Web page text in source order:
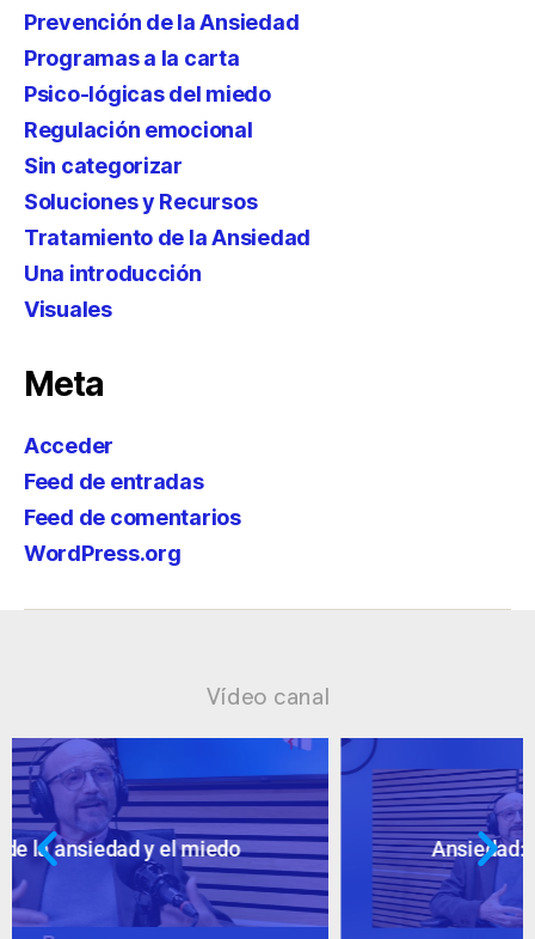
Prevención de la Ansiedad
Programas a la carta
Psico-lógicas del miedo
Regulación emocional
Sin categorizar
Soluciones y Recursos
Tratamiento de la Ansiedad
Una introducción
Visuales
Meta
Acceder
Feed de entradas
Feed de comentarios
WordPress.org
Vídeo canal
Ansiedad: supuestos cuestionables